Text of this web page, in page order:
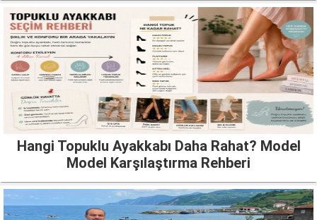
Hangi Topuklu Ayakkabı Daha Rahat? Model
Model Karşılaştırma Rehberi